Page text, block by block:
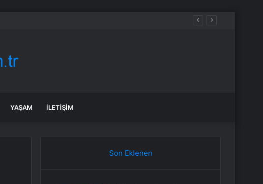
fazla galaksi!
YAŞAM İLETIŞIM
Son Eklenen